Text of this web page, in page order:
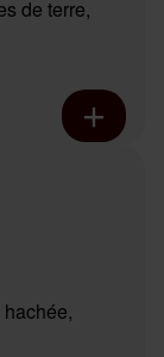
de terre,